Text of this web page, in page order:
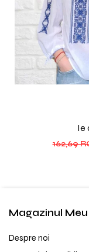
Ie
162,69
Magazinul Meu
Despre noi